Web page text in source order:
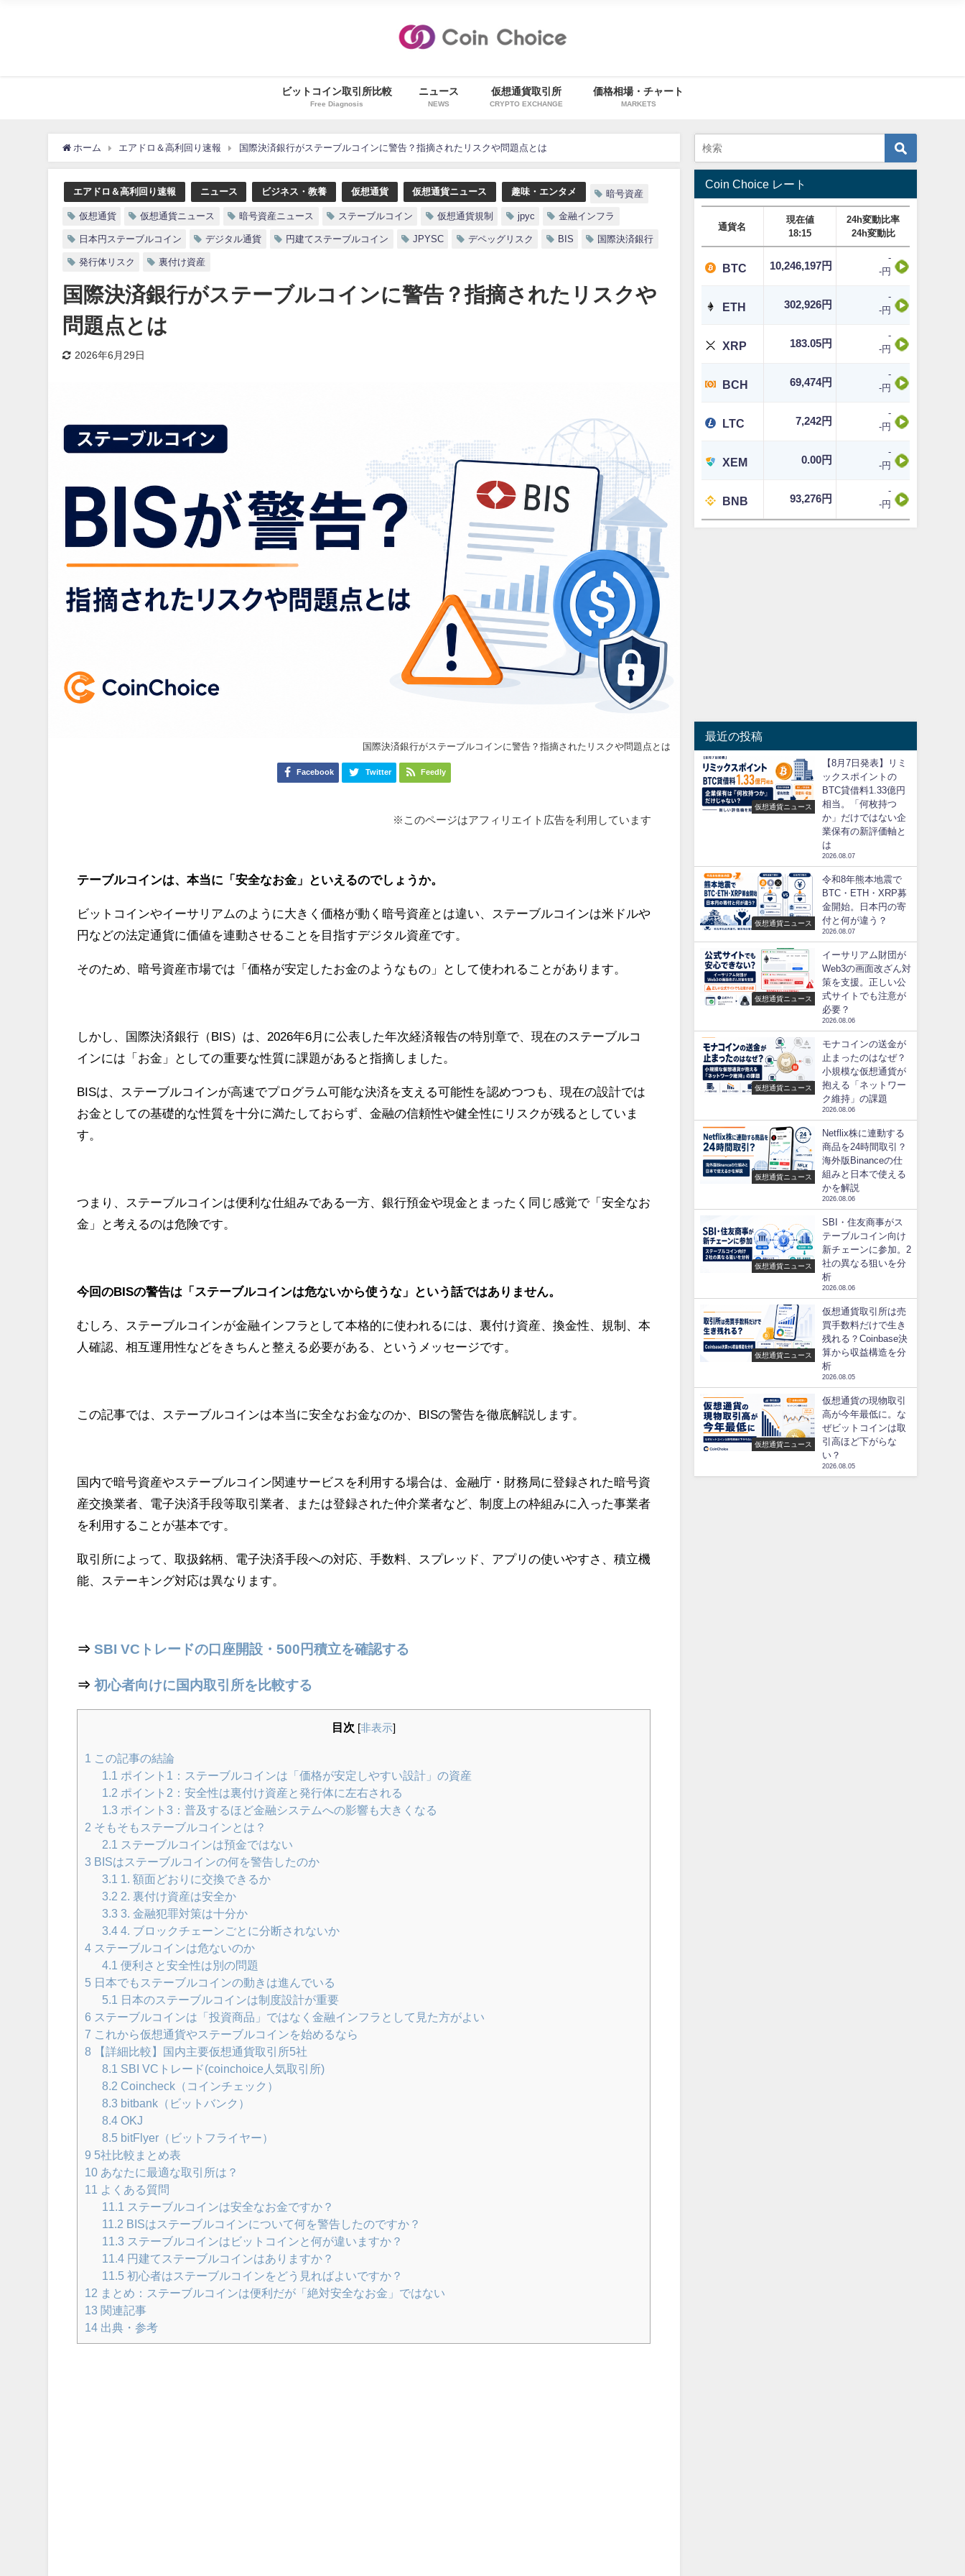
ビットコイン取引所比較
Free Diagnosis
ニュース
NEWS
仮想通貨取引所
CRYPTO EXCHANGE
価格相場・チャート
MARKETS
ホーム エアドロ＆高利回り速報 国際決済銀行がステーブルコインに警告？指摘されたリスクや問題点とは
エアドロ＆高利回り速報 ニュース ビジネス・教養 仮想通貨 仮想通貨ニュース 趣味・エンタメ 暗号資産
仮想通貨 仮想通貨ニュース 暗号資産ニュース ステーブルコイン 仮想通貨規制 jpyc 金融インフラ
日本円ステーブルコイン デジタル通貨 円建てステーブルコイン JPYSC デペッグリスク BIS 国際決済銀行
発行体リスク 裏付け資産
国際決済銀行がステーブルコインに警告？指摘されたリスクや
問題点とは
2026年6月29日
国際決済銀行がステーブルコインに警告？指摘されたリスクや問題点とは
Facebook Twitter Feedly
※このページはアフィリエイト広告を利用しています
テーブルコインは、本当に「安全なお金」といえるのでしょうか。
ビットコインやイーサリアムのように大きく価格が動く暗号資産とは違い、ステーブルコインは米ドルや
円などの法定通貨に価値を連動させることを目指すデジタル資産です。
そのため、暗号資産市場では「価格が安定したお金のようなもの」として使われることがあります。
しかし、国際決済銀行（BIS）は、2026年6月に公表した年次経済報告の特別章で、現在のステーブルコ
インには「お金」としての重要な性質に課題があると指摘しました。
BISは、ステーブルコインが高速でプログラム可能な決済を支える可能性を認めつつも、現在の設計では
お金としての基礎的な性質を十分に満たしておらず、金融の信頼性や健全性にリスクが残るとしていま
す。
つまり、ステーブルコインは便利な仕組みである一方、銀行預金や現金とまったく同じ感覚で「安全なお
金」と考えるのは危険です。
今回のBISの警告は「ステーブルコインは危ないから使うな」という話ではありません。
むしろ、ステーブルコインが金融インフラとして本格的に使われるには、裏付け資産、換金性、規制、本
人確認、相互運用性などをきちんと整える必要がある、というメッセージです。
この記事では、ステーブルコインは本当に安全なお金なのか、BISの警告を徹底解説します。
国内で暗号資産やステーブルコイン関連サービスを利用する場合は、金融庁・財務局に登録された暗号資
産交換業者、電子決済手段等取引業者、または登録された仲介業者など、制度上の枠組みに入った事業者
を利用することが基本です。
取引所によって、取扱銘柄、電子決済手段への対応、手数料、スプレッド、アプリの使いやすさ、積立機
能、ステーキング対応は異なります。
⇒SBI VCトレードの口座開設・500円積立を確認する
⇒初心者向けに国内取引所を比較する
目次 [非表示]
1
この記事の結論
1.1
ポイント1：ステーブルコインは「価格が安定しやすい設計」の資産
1.2 ポイント2：安全性は裏付け資産と発行体に左右される
1.3 ポイント3：普及するほど金融システムへの影響も大きくなる
2 そもそもステーブルコインとは？
2.1
ステーブルコインは預金ではない
3 BISはステーブルコインの何を警告したのか
3.1
1. 額面どおりに交換できるか
3.2 2. 裏付け資産は安全か
3.3 3. 金融犯罪対策は十分か
3.4 4. ブロックチェーンごとに分断されないか
4 ステーブルコインは危ないのか
4.1 便利さと安全性は別の問題
5 日本でもステーブルコインの動きは進んでいる
5.1
日本のステーブルコインは制度設計が重要
6 ステーブルコインは「投資商品」ではなく金融インフラとして見た方がよい
7 これから仮想通貨やステーブルコインを始めるなら
8 【詳細比較】国内主要仮想通貨取引所5社
8.1
SBI VCトレード(coinchoice人気取引所)
8.2 Coincheck（コインチェック）
8.3 bitbank（ビットバンク）
8.4 OKJ
8.5 bitFlyer（ビットフライヤー）
9 5社比較まとめ表
10 あなたに最適な取引所は？
11
よくある質問
11.1
ステーブルコインは安全なお金ですか？
11.2 BISはステーブルコインについて何を警告したのですか？
11.3 ステーブルコインはビットコインと何が違いますか？
11.4 円建てステーブルコインはありますか？
11.5 初心者はステーブルコインをどう見ればよいですか？
12 まとめ：ステーブルコインは便利だが「絶対安全なお金」ではない
13 関連記事
14 出典・参考
Coin Choice レート
通貨名
現在値
18:15
24h変動比率
24h変動比
BTC 10,246,197円
-
-円
ETH 302,926円
-
-円
XRP 183.05円
-
-円
BCH 69,474円
-
-円
LTC 7,242円
-
-円
XEM 0.00円
-
-円
BNB 93,276円
-
-円
最近の投稿
仮想通貨ニュース
【8月7日発表】リミ
ックスポイントの
BTC貸借料1.33億円
相当。「何枚持つ
か」だけではない企
業保有の新評価軸と
は
2026.08.07
仮想通貨ニュース
令和8年熊本地震で
BTC・ETH・XRP募
金開始。日本円の寄
付と何が違う？
2026.08.07
仮想通貨ニュース
イーサリアム財団が
Web3の画面改ざん対
策を支援。正しい公
式サイトでも注意が
必要？
2026.08.06
仮想通貨ニュース
モナコインの送金が
止まったのはなぜ？
小規模な仮想通貨が
抱える「ネットワー
ク維持」の課題
2026.08.06
仮想通貨ニュース
Netflix株に連動する
商品を24時間取引？
海外版Binanceの仕
組みと日本で使える
かを解説
2026.08.06
仮想通貨ニュース
SBI・住友商事がス
テーブルコイン向け
新チェーンに参加。2
社の異なる狙いを分
析
2026.08.06
仮想通貨ニュース
仮想通貨取引所は売
買手数料だけで生き
残れる？Coinbase決
算から収益構造を分
析
2026.08.05
仮想通貨ニュース
仮想通貨の現物取引
高が今年最低に。な
ぜビットコインは取
引高ほど下がらな
い？
2026.08.05